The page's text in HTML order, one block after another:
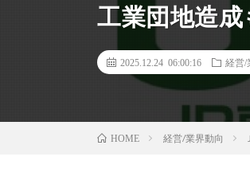
工業団地造成
2025.12.24 06:00:16 経営/
HOME 経営/業界動向